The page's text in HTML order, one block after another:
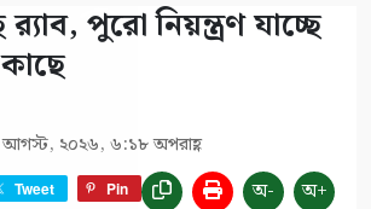
পুরো নিয়ন্ত্রণ যাচ্ছে
আগস্ট, ২০২৬, ৬:১৮ অপরাহ্ণ
Tweet Pin অ- অ+